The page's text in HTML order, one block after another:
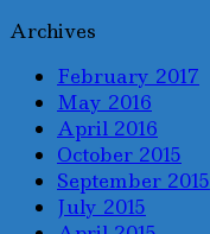
Archives
February 2017
May 2016
April 2016
October 2015
September 2015
July 2015